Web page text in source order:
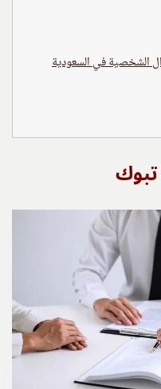
الشخصية في السعودية